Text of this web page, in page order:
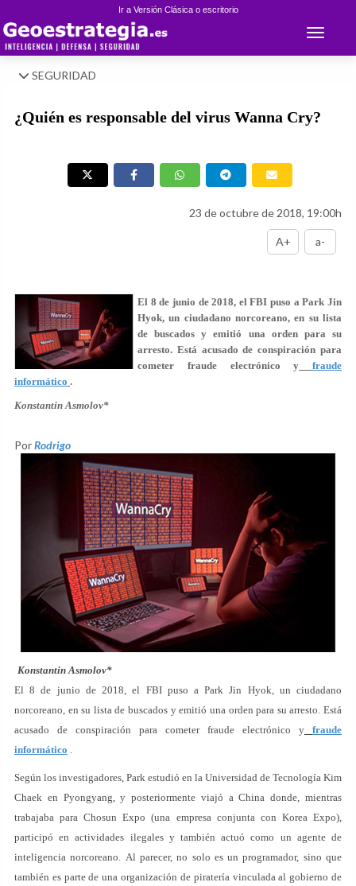
Ir a Versión Clásica o escritorio
Toggle
SEGURIDAD
¿Quién es responsable del virus Wanna Cry?
23 de octubre de 2018, 19:00h
A+ a-
El 8 de junio de 2018, el FBI puso a Park Jin
Hyok, un ciudadano norcoreano, en su lista
de buscados y emitió una orden para su
arresto. Está acusado de conspiración para
cometer fraude electrónico y
fraude
informático .
Konstantin Asmolov*
PorRodrigo
Konstantin Asmolov*
El 8 de junio de 2018, el FBI puso a Park Jin Hyok, un ciudadano
norcoreano, en su lista de buscados y emitió una orden para su arresto. Está
acusado de conspiración para cometer fraude electrónico y
fraude
informático .
Según los investigadores, Park estudió en la Universidad de Tecnología Kim
Chaek en Pyongyang, y posteriormente viajó a China donde, mientras
trabajaba para Chosun Expo (una empresa conjunta con Korea Expo),
participó en actividades ilegales y también actuó como un agente de
inteligencia norcoreano. Al parecer, no solo es un programador, sino que
también es parte de una organización de piratería vinculada al gobierno de